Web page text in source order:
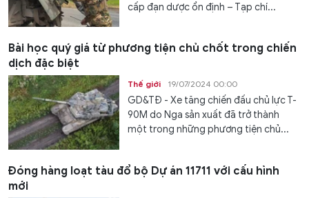
cấp đạn dược ổn định – Tạp chí...
Bài học quý giá từ phương tiện chủ chốt trong chiến
dịch đặc biệt
Thế giới 19/07/2024 00:00
GD&TĐ - Xe tăng chiến đấu chủ lực T-
90M do Nga sản xuất đã trở thành
một trong những phương tiện chủ...
Đóng hàng loạt tàu đổ bộ Dự án 11711 với cấu hình
mới